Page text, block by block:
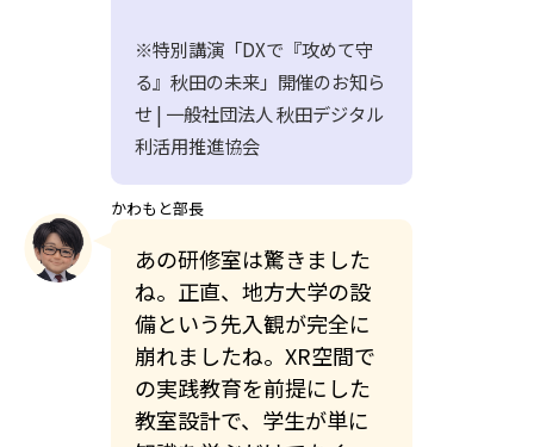
※特別講演「DXで『攻めて守
る』秋田の未来」開催のお知ら
せ | 一般社団法人 秋田デジタル
利活用推進協会
かわもと部長
あの研修室は驚きました
ね。正直、地方大学の設
備という先入観が完全に
崩れましたね。XR空間で
の実践教育を前提にした
教室設計で、学生が単に